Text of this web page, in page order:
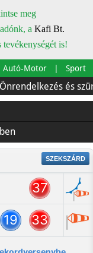
meg
a Kafi Bt.
tevékenységét is!
Autó-Motor Sport
és szürkebarát